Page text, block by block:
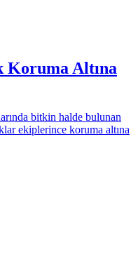
Koruma Altına
bitkin halde bulunan
ekiplerince koruma altına